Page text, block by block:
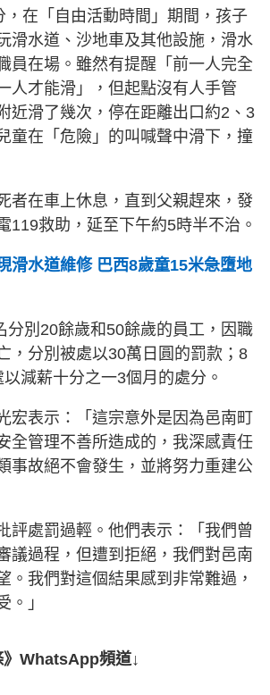
，在「自由活動時間」期間，孩子
滑水道、沙地車及其他設施，滑水
員在場。雖然有提醒「前一人完全
人才能滑」，但起點沒有人手管
近滑了幾次，停在距離出口約2、3
童在「危險」的叫喊聲中滑下，撞
者在車上休息，直到父親趕來，發
119救助，延至下午約5時半不治。
滑水道維修 巴西8歲童15米急墮地
分別20餘歲和50餘歲的員工，因職
，分別被處以30萬日圓的罰款；8
減薪十分之一3個月的處分。
宏表示：「這宗意外是因為邑南町
全管理不善所造成的，我深感責任
事故絕不會發生，並將努力重建公
評處罰過輕。他們表示：「我們曾
議過程，但遭到拒絕，我們對邑南
。我們對這個結果感到非常難過，
。」
》WhatsApp頻道↓